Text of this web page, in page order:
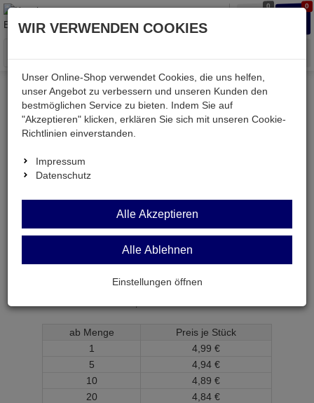
0 0
Menü
Weiter einkaufen
Kessler electronic
TV-F-Antennenkabel vergoldet mit Schirmblech
TV-F-Antennenkabel
vergoldet mit
Schirmblech
ab Menge
Preis je Stück
1
4, 99 €
5
4, 94 €
10
4, 89 €
20
4, 84 €
WIR VERWENDEN COOKIES
Unser Online-Shop verwendet Cookies, die uns helfen,
unser Angebot zu verbessern und unseren Kunden den
bestmöglichen Service zu bieten. Indem Sie auf
"Akzeptieren" klicken, erklären Sie sich mit unseren Cookie-
Richtlinien einverstanden.
Impressum
Datenschutz
Alle Akzeptieren
Alle Ablehnen
Einstellungen öffnen